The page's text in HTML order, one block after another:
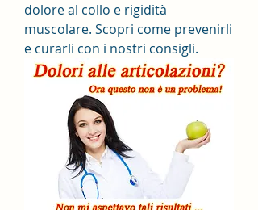
dolore al collo e rigidità
muscolare. Scopri come prevenirli
e curarli con i nostri consigli.